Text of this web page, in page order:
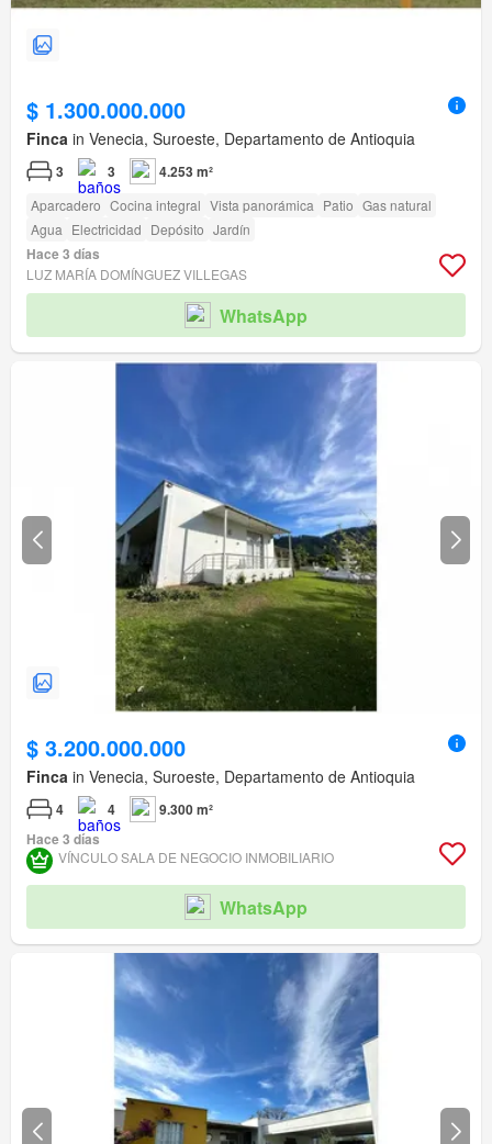
$ 1.300.000.000
Finca in Venecia, Suroeste, Departamento de Antioquia
3 3 4.253 m²
Aparcadero Cocina integral Vista panorámica Patio Gas natural
Agua Electricidad Depósito Jardín
Hace 3 días
LUZ MARÍA DOMÍNGUEZ VILLEGAS
WhatsApp
$ 3.200.000.000
Finca in Venecia, Suroeste, Departamento de Antioquia
4 4
9.300 m²
Hace 3 días
VÍNCULO SALA DE NEGOCIO INMOBILIARIO
WhatsApp